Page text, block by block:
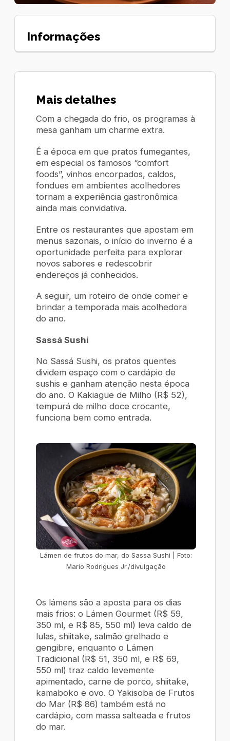
Informações
Mais detalhes
Com a chegada do frio, os programas à
mesa ganham um charme extra.
É a época em que pratos fumegantes,
em especial os famosos “comfort
foods”, vinhos encorpados, caldos,
fondues em ambientes acolhedores
tornam a experiência gastronômica
ainda mais convidativa.
Entre os restaurantes que apostam em
menus sazonais, o início do inverno é a
oportunidade perfeita para explorar
novos sabores e redescobrir
endereços já conhecidos.
A seguir, um roteiro de onde comer e
brindar a temporada mais acolhedora
do ano.
Sassá Sushi
No Sassá Sushi, os pratos quentes
dividem espaço com o cardápio de
sushis e ganham atenção nesta época
do ano. O Kakiague de Milho (R$ 52),
tempurá de milho doce crocante,
funciona bem como entrada.
Lámen de frutos do mar, do Sassa Sushi | Foto:
Mario Rodrigues Jr./divulgação
Os lámens são a aposta para os dias
mais frios: o Lámen Gourmet (R$ 59,
350 ml, e R$ 85, 550 ml) leva caldo de
lulas, shiitake, salmão grelhado e
gengibre, enquanto o Lámen
Tradicional (R$ 51, 350 ml, e R$ 69,
550 ml) traz caldo levemente
apimentado, carne de porco, shiitake,
kamaboko e ovo. OYakisoba de Frutos
do Mar (R$ 86) também está no
cardápio, com massa salteada e frutos
do mar.